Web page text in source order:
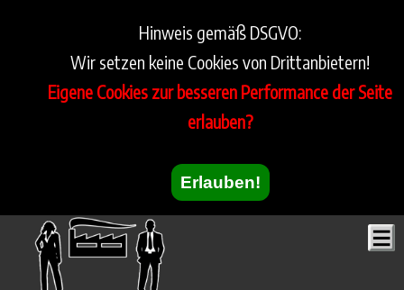
Hinweis gemäß DSGVO:
Wir setzen keine Cookies von Drittanbietern!
Eigene Cookies zur besseren Performance der Seite
erlauben?
Erlauben!